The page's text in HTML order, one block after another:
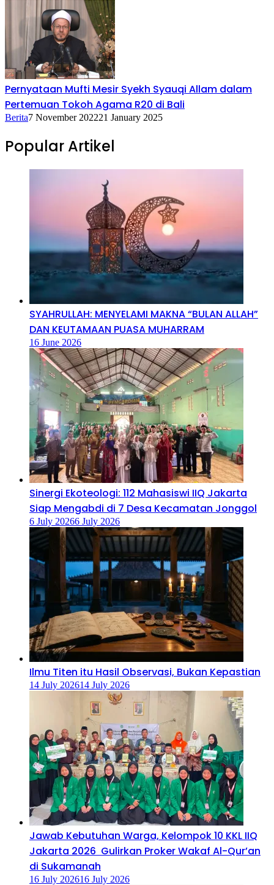
Pernyataan Mufti Mesir Syekh Syauqi Allam dalam
Pertemuan Tokoh Agama R20 di Bali
Berita7 November 202221 January 2025
Popular Artikel
SYAHRULLAH: MENYELAMI MAKNA “BULAN ALLAH”
DAN KEUTAMAAN PUASA MUHARRAM
16 June 2026
‎Sinergi Ekoteologi: 112 Mahasiswi IIQ Jakarta
Siap Mengabdi di 7 Desa Kecamatan Jonggol
6 July 20266 July 2026
Ilmu Titen itu Hasil Observasi, Bukan Kepastian
14 July 202614 July 2026
Jawab Kebutuhan Warga, Kelompok 10 KKL IIQ
Jakarta 2026 Gulirkan Proker Wakaf Al-Qur’an
di Sukamanah
16 July 202616 July 2026